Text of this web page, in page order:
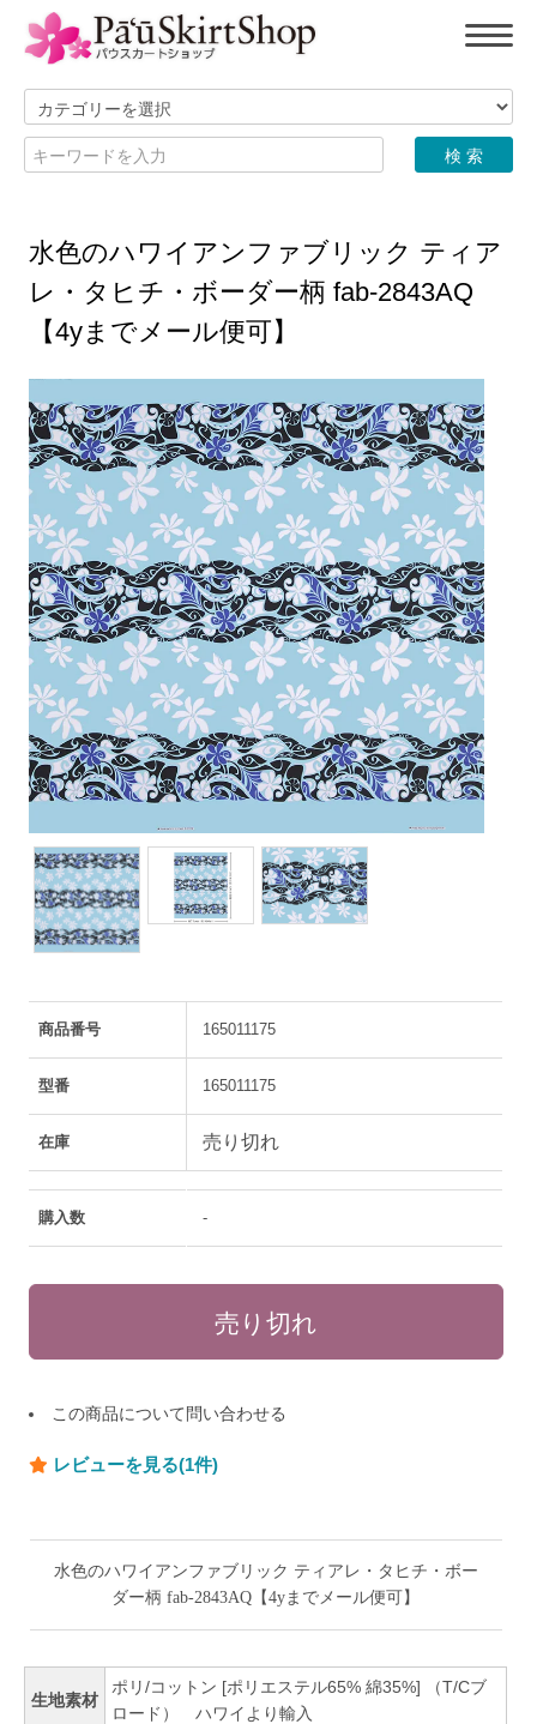
水色のハワイアンファブリック ティア
レ・タヒチ・ボーダー柄 fab-2843AQ
【4yまでメール便可】
商品番号 165011175
型番 165011175
在庫 売り切れ
購入数 -
この商品について問い合わせる
レビューを見る(1件)
水色のハワイアンファブリック ティアレ・タヒチ・ボー
ダー柄 fab-2843AQ【4yまでメール便可】
生地素材
ポリ/コットン [ポリエステル65% 綿35%] （T/Cブ
ロード） ハワイより輸入